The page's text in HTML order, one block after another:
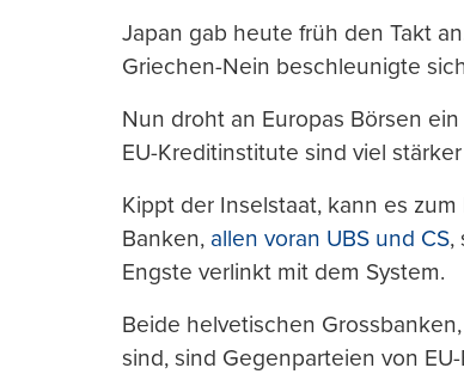
Japan gab heute früh den Takt
Griechen-Nein beschleunigte
Nun droht an Europas Börsen
EU-Kreditinstitute sind viel
Kippt der Inselstaat, kann es
Banken, allen voran UBS und CS,
Engste verlinkt mit dem System.
Beide helvetischen
sind, sind Gegenparteien von